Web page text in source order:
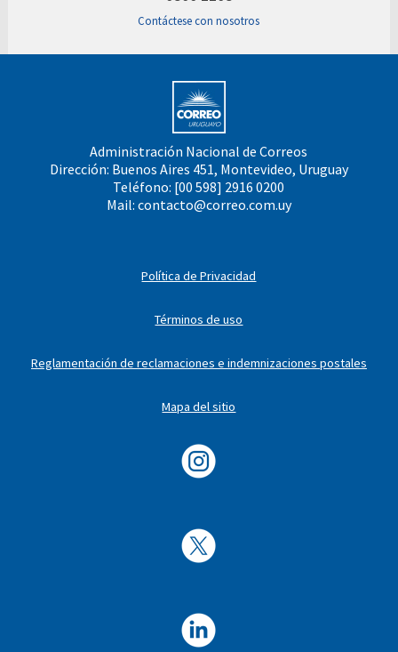
Contáctese con nosotros
Administración Nacional de Correos
Dirección: Buenos Aires 451, Montevideo, Uruguay
Teléfono: [00 598] 2916 0200
Mail: contacto@correo.com.uy
Política de Privacidad
Términos de uso
Reglamentación de reclamaciones e indemnizaciones postales
Mapa del sitio